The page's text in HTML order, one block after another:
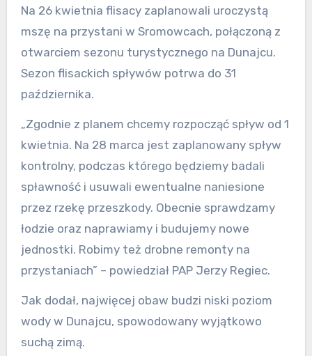
Na 26 kwietnia flisacy zaplanowali uroczystą
mszę na przystani w Sromowcach, połączoną z
otwarciem sezonu turystycznego na Dunajcu.
Sezon flisackich spływów potrwa do 31
października.
„Zgodnie z planem chcemy rozpocząć spływ od 1
kwietnia. Na 28 marca jest zaplanowany spływ
kontrolny, podczas którego będziemy badali
spławność i usuwali ewentualne naniesione
przez rzekę przeszkody. Obecnie sprawdzamy
łodzie oraz naprawiamy i budujemy nowe
jednostki. Robimy też drobne remonty na
przystaniach” – powiedział PAP Jerzy Regiec.
Jak dodał, najwięcej obaw budzi niski poziom
wody w Dunajcu, spowodowany wyjątkowo
suchą zimą.